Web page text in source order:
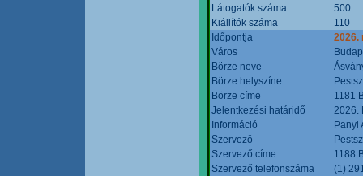
Látogatók száma
500
Kiállítók száma
110
Időpontja
2026.
Város
Börze neve
Börze helyszíne
Börze címe
1181
Jelentkezési határidő
2026.
Információ
Panyi
Szervező
Szervező címe
1188
Szervező telefonszáma
(1)